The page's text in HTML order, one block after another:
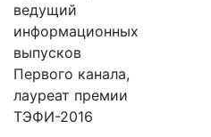
ведущий
информационных
выпусков
Первого канала,
лауреат премии
ТЭФИ-2016